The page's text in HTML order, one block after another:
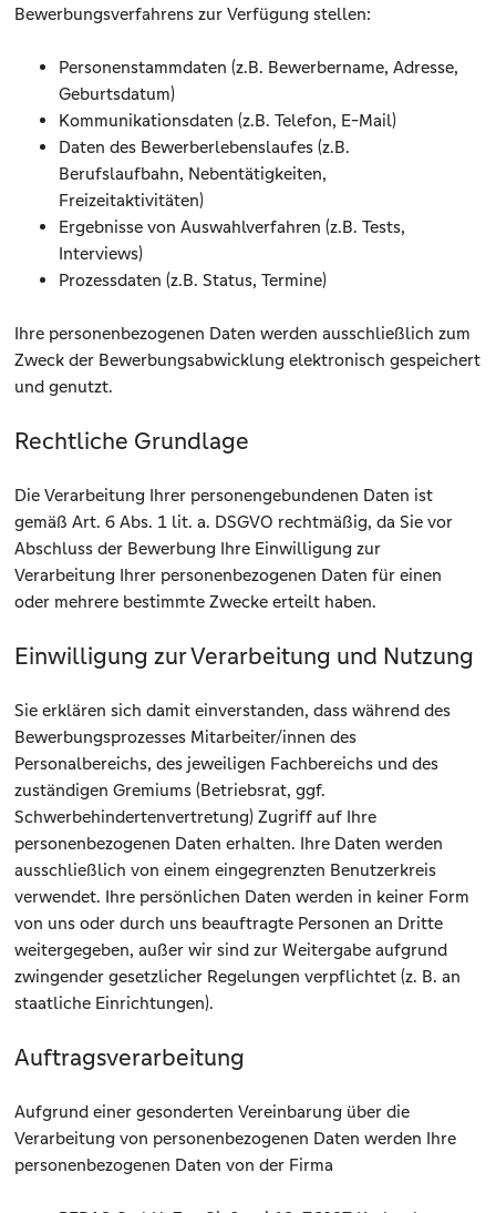
Bewerbungsverfahrens zur Verfügung stellen:
Personenstammdaten (z.B. Bewerbername, Adresse,
Geburtsdatum)
Kommunikationsdaten (z.B. Telefon, E-Mail)
Daten des Bewerberlebenslaufes (z.B.
Berufslaufbahn, Nebentätigkeiten,
Freizeitaktivitäten)
Ergebnisse von Auswahlverfahren (z.B. Tests,
Interviews)
Prozessdaten (z.B. Status, Termine)
Ihre personenbezogenen Daten werden ausschließlich zum
Zweck der Bewerbungsabwicklung elektronisch gespeichert
und genutzt.
Rechtliche Grundlage
Die Verarbeitung Ihrer personengebundenen Daten ist
gemäß Art. 6 Abs. 1 lit. a. DSGVO rechtmäßig, da Sie vor
Abschluss der Bewerbung Ihre Einwilligung zur
Verarbeitung Ihrer personenbezogenen Daten für einen
oder mehrere bestimmte Zwecke erteilt haben.
Einwilligung zur Verarbeitung und Nutzung
Sie erklären sich damit einverstanden, dass während des
Bewerbungsprozesses Mitarbeiter/innen des
Personalbereichs, des jeweiligen Fachbereichs und des
zuständigen Gremiums (Betriebsrat, ggf.
Schwerbehindertenvertretung) Zugriff auf Ihre
personenbezogenen Daten erhalten. Ihre Daten werden
ausschließlich von einem eingegrenzten Benutzerkreis
verwendet. Ihre persönlichen Daten werden in keiner Form
von uns oder durch uns beauftragte Personen an Dritte
weitergegeben, außer wir sind zur Weitergabe aufgrund
zwingender gesetzlicher Regelungen verpflichtet (z. B. an
staatliche Einrichtungen).
Auftragsverarbeitung
Aufgrund einer gesonderten Vereinbarung über die
Verarbeitung von personenbezogenen Daten werden Ihre
personenbezogenen Daten von der Firma